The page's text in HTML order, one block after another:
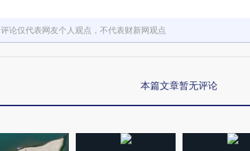
评论仅代表网友个人观点，不代表财新网观点
本篇文章暂无评论